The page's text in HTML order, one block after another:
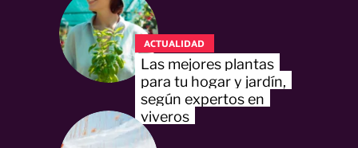
ACTUALIDAD
Las mejores plantas
para tu hogar y jardín,
según expertos en
viveros